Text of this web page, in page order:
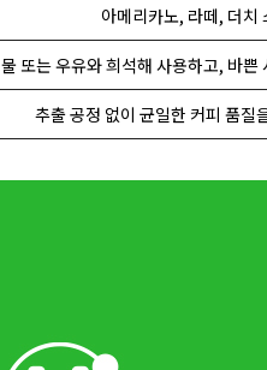
아메리카노, 라떼, 더치
물 또는 우유와 희석해 사용하고, 바
추출 공정 없이 균일한 커피 품질